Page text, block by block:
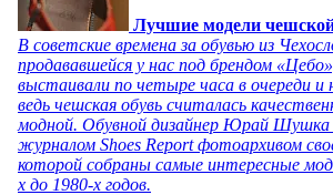
Лучшие модели
В советские времена за обувью из
продававшейся у нас под брендом
выстаивали по четыре часа в очереди и
ведь чешская обувь считалась
модной. Обувной дизайнер Юрай Шушка
журналом Shoes Report фотоархивом
которой собраны самые интересные
х до 1980-х годов.